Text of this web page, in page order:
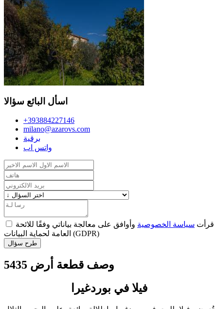
اسأل البائع سؤالا
+393884227146
milano@azarovs.com
برقية
واتس اب
قرأت سياسة الخصوصية وأوافق على معالجة بياناتي وفقًا للائحة
العامة لحماية البيانات (GDPR)
طرح سؤال
وصف قطعة أرض 5435
فيلا في بوردغيرا